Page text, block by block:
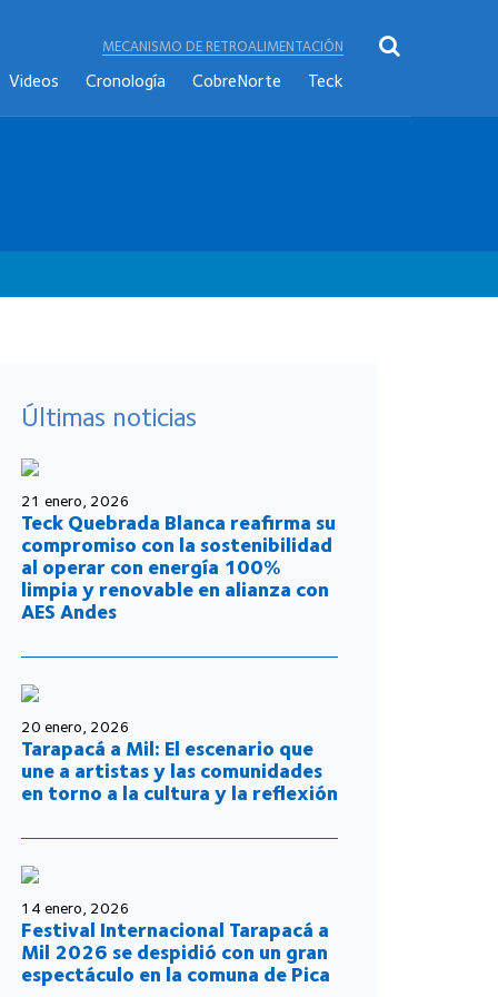
MECANISMO DE RETROALIMENTACIÓN
Videos Cronología CobreNorte Teck
Últimas noticias
21 enero, 2026
Teck Quebrada Blanca reafirma su
compromiso con la sostenibilidad
al operar con energía 100%
limpia y renovable en alianza con
AES Andes
20 enero, 2026
Tarapacá a Mil: El escenario que
une a artistas y las comunidades
en torno a la cultura y la reflexión
14 enero, 2026
Festival Internacional Tarapacá a
Mil 2026 se despidió con un gran
espectáculo en la comuna de Pica